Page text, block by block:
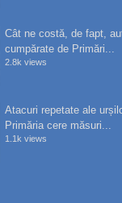
Cât ne costă, de fapt,
cumpărate de Primări...
2.8k views
Atacuri repetate ale
Primăria cere măsuri...
1.1k views